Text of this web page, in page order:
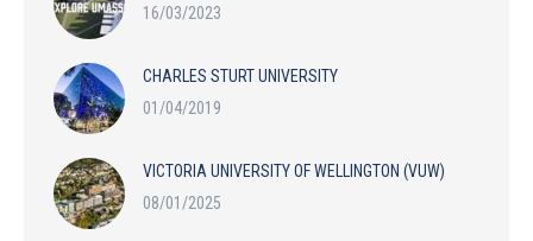
16/03/2023
CHARLES STURT UNIVERSITY
01/04/2019
VICTORIA UNIVERSITY OF WELLINGTON (VUW)
08/01/2025